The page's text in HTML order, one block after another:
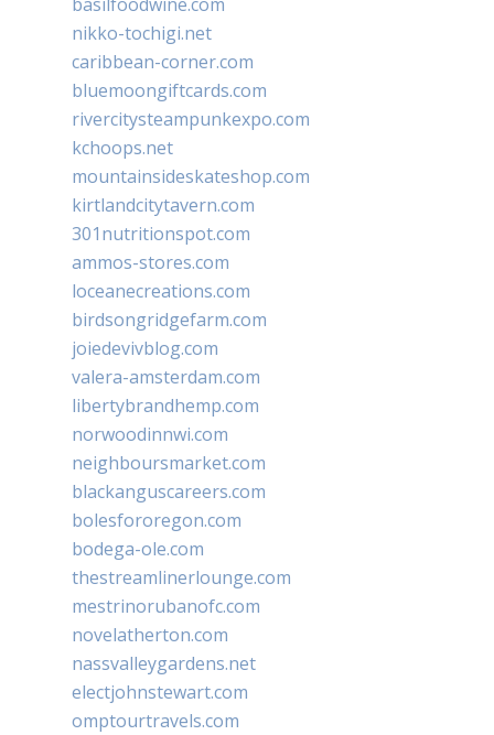
nikko-tochigi.net
caribbean-corner.com
bluemoongiftcards.com
rivercitysteampunkexpo.com
kchoops.net
mountainsideskateshop.com
kirtlandcitytavern.com
301nutritionspot.com
ammos-stores.com
loceanecreations.com
birdsongridgefarm.com
joiedevivblog.com
valera-amsterdam.com
libertybrandhemp.com
norwoodinnwi.com
neighboursmarket.com
blackanguscareers.com
bolesfororegon.com
bodega-ole.com
thestreamlinerlounge.com
mestrinorubanofc.com
novelatherton.com
nassvalleygardens.net
electjohnstewart.com
omptourtravels.com